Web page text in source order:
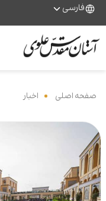
فارسی
صفحه اصلی اخبار